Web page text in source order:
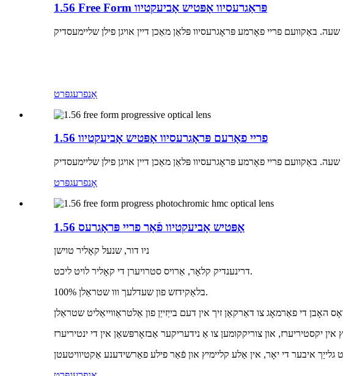
1.56 Free Form פּראַגרעסיוו אָפּטיש אָביעקטיוו
אָנפרעגפּרט
1.56 פריי פאָרעם פּראָגרעסיוו אָפּטיש אָביעקטיוו
אָנפרעגפּרט
1.56 אָפּטיש אָביעקטיוו פֿאַר פריי פּראָגרעס
ניו דור, שנעל קאָליר טוישן
דרינענדיק קלאָר, אַרויס סטרויערן די קאָליר לויט ליכט.
100% בלאַקידזש פון שעדלעך ווו שטראַלן.